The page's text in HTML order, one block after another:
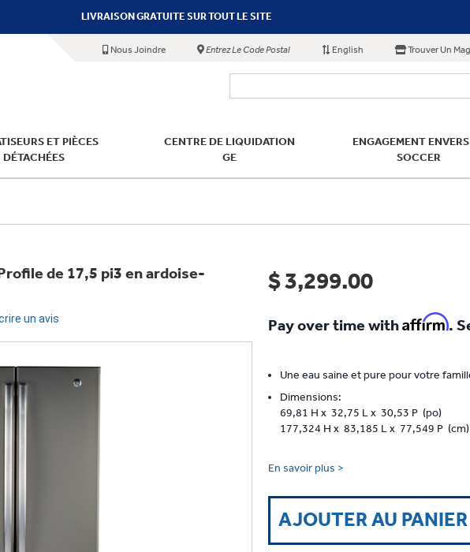
LIVRAISON GRATUITE SUR TOUT LE SITE
Nous Joindre Entrez Le Code Postal English Trouver Un
ET PIÈCES
DÉTACHÉES
CENTRE DE LIQUIDATION
GE
ENGAGEMENT
SOCCER
de 17,5 pi3 en ardoise-
un avis
$ 3,299.00
Pay over time withAffirm.
Une eau saine et pure pour votre
Dimensions:
69,81 H x 32,75 L x 30,53 P (po)
177,324 H x 83,185 L x 77,549 P (cm)
En savoir plus >
AJOUTER AU PANIER